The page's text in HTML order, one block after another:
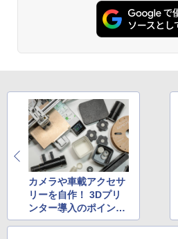
カメラや車載アクセサ
リーを自作！ 3Dプリ
ンター導入のポイント
10選